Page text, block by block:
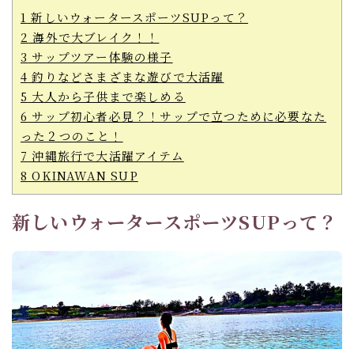
1 新しいウォータースポーツSUPって？
2 海外で大ブレイク！！
3 サップツアー体験の様子
4 釣りなどさまざまな遊びで大活躍
5 大人から子供まで楽しめる
6 サップ初心者必見？！サップで立つために必要なた
った２つのこと！
7 沖縄旅行で大活躍アイテム
8 OKINAWAN SUP
新しいウォータースポーツSUPって？